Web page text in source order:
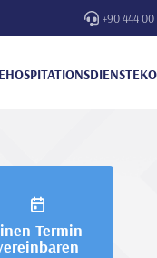
+90 444 00
HOSPITATIONSDIENSTE
Termin